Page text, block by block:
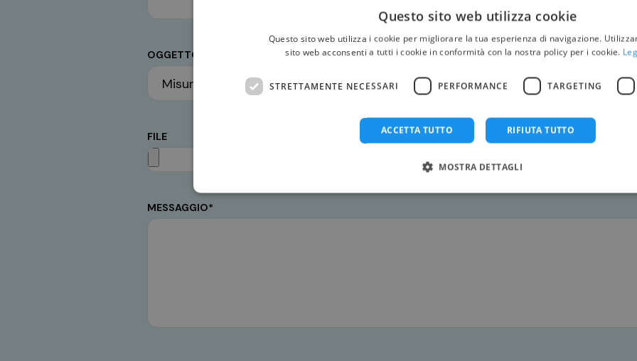
OGGETTO* TELEFONO
FILE
MESSAGGIO*
Questo sito web utilizza cookie
Questo sito web utilizza i cookie per migliorare la tua esperienza di navigazione.
sito web acconsenti a tutti i cookie in conformità con la nostra policy per i cookie.
STRETTAMENTE NECESSARI PERFORMANCE TARGETING
ACCETTA TUTTO RIFIUTA TUTTO
MOSTRA DETTAGLI